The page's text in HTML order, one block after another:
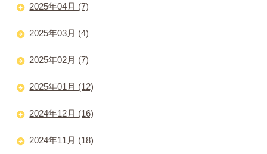
2025年04月 (7)
2025年03月 (4)
2025年02月 (7)
2025年01月 (12)
2024年12月 (16)
2024年11月 (18)